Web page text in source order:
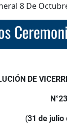
8 De
DE
(31 de julio